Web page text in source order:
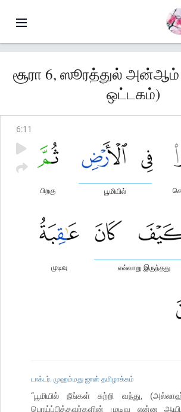
சூரா 6, ஸூரத்துல் அன்ஆம்
ஒட்டகம்)
6:11
பூமியில்
பிறகு
எவ்வாறு இருந்தது
முடிவு
டாக்டர். முஹம்மது ஜான் தமிழாக்கம்
“பூமியில் நீங்கள் சுற்றி வந்து,
பொய்ப்பித்தவர்களின் முடிவு என்ன